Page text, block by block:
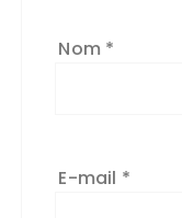
Nom *
E-mail *